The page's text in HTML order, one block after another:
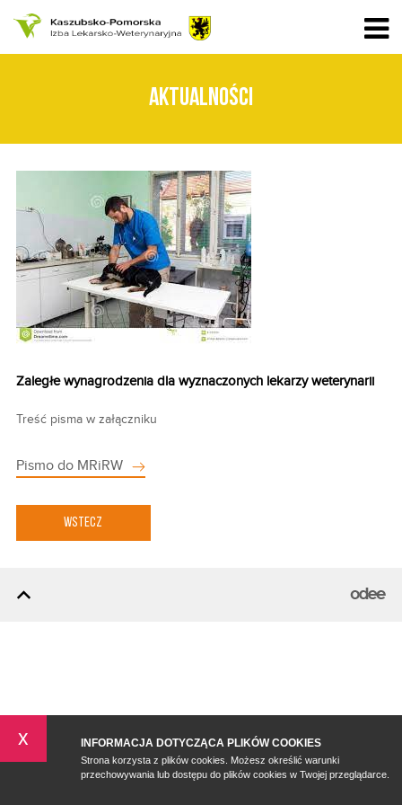
AKTUALNOŚCI
Zaległe wynagrodzenia dla wyznaczonych lekarzy weterynarii
Treść pisma w załączniku
Pismo do MRiRW
WSTECZ
x INFORMACJA DOTYCZĄCA PLIKÓW COOKIES
Strona korzysta z plików cookies. Możesz określić warunki
przechowywania lub dostępu do plików cookies w Twojej przeglądarce.